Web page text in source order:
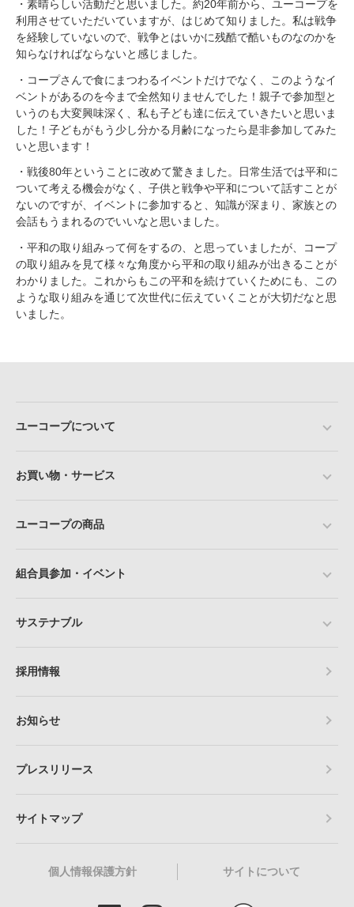
・素晴らしい活動だと思いました。約20年前から、ユーコープを
利用させていただいていますが、はじめて知りました。私は戦争
を経験していないので、戦争とはいかに残酷で酷いものなのかを
知らなければならないと感じました。
・コープさんで食にまつわるイベントだけでなく、このようなイ
ベントがあるのを今まで全然知りませんでした！親子で参加型と
いうのも大変興味深く、私も子ども達に伝えていきたいと思いま
した！子どもがもう少し分かる月齢になったら是非参加してみた
いと思います！
・戦後80年ということに改めて驚きました。日常生活では平和に
ついて考える機会がなく、子供と戦争や平和について話すことが
ないのですが、イベントに参加すると、知識が深まり、家族との
会話もうまれるのでいいなと思いました。
・平和の取り組みって何をするの、と思っていましたが、コープ
の取り組みを見て様々な角度から平和の取り組みが出きることが
わかりました。これからもこの平和を続けていくためにも、この
ような取り組みを通じて次世代に伝えていくことが大切だなと思
いました。
ユーコープについて
お買い物・サービス
ユーコープの商品
組合員参加・イベント
サステナブル
採用情報
お知らせ
プレスリリース
サイトマップ
個人情報保護方針 サイトについて